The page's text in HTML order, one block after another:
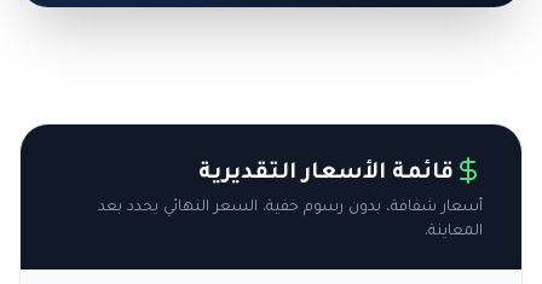
قائمة الأسعار التقديرية
أسعار شفافة، بدون رسوم خفية. السعر النهائي يحدد بعد
المعاينة.